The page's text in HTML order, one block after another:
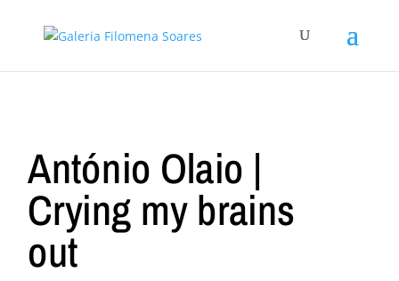
António Olaio |
Crying my brains
out